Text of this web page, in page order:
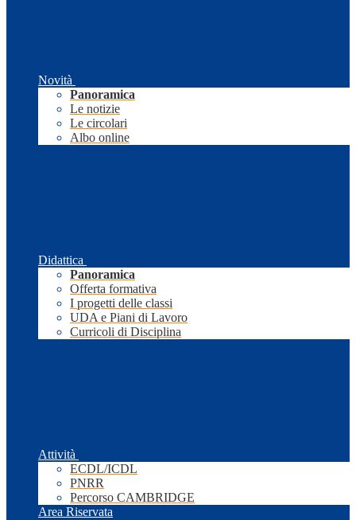
Novità
Panoramica
Le notizie
Le circolari
Albo online
Didattica
Panoramica
Offerta formativa
I progetti delle classi
UDA e Piani di Lavoro
Curricoli di Disciplina
Attività
ECDL/ICDL
PNRR
Percorso CAMBRIDGE
Area Riservata